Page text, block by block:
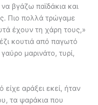
βγάζω παϊδάκια και
Πιο πολλά τρώγαμε
έχουν τη χάρη τους,»
κουτιά από παγωτό
μαρινάτο, τυρί,
αράξει εκεί, ήταν
τα ψαράκια που